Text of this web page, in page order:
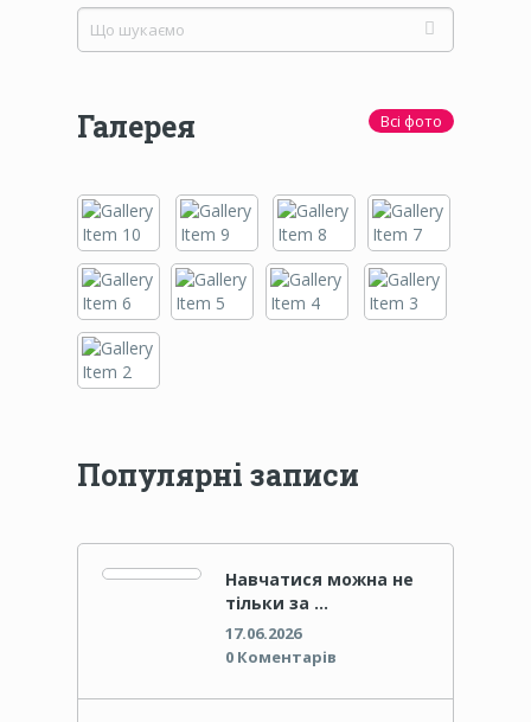
Галерея Всі фото
Популярні записи
Навчатися можна не
тільки за …
17.06.2026
0 Коментарів